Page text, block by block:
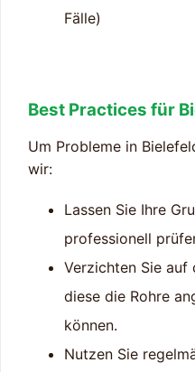
Fälle)
Best Practices für
Um Probleme in
wir:
Lassen Sie Ihre
professionell
Verzichten Sie auf
diese die Rohre
können.
Nutzen Sie